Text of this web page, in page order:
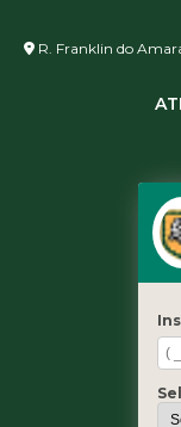
R. Franklin do